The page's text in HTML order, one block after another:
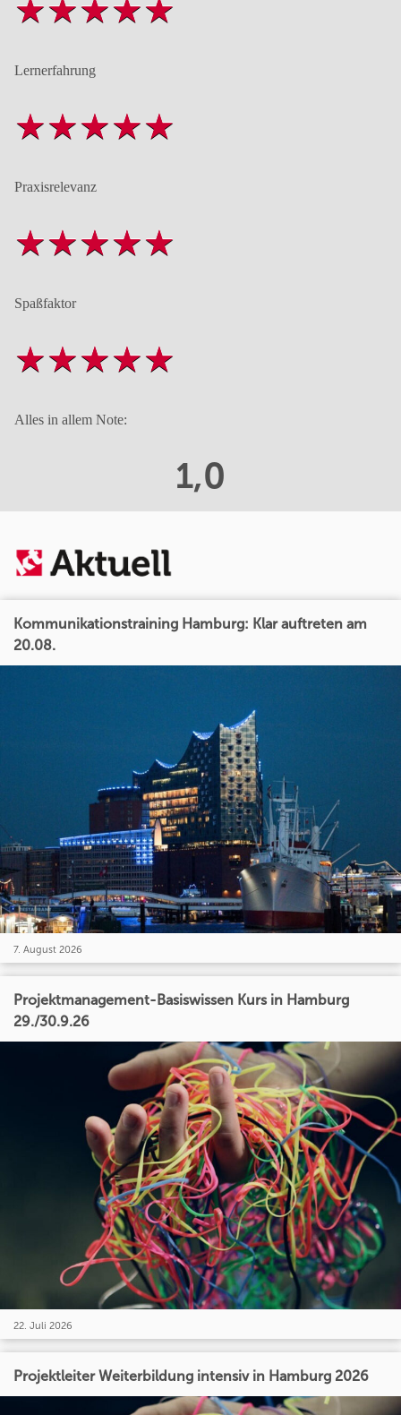
Lernerfahrung
Praxisrelevanz
Spaßfaktor
Alles in allem Note:
1,0
Kommunikationstraining Hamburg: Klar auftreten am
20.08.
7. August 2026
Projektmanagement-Basiswissen Kurs in Hamburg
29./30.9.26
22. Juli 2026
Projektleiter Weiterbildung intensiv in Hamburg 2026